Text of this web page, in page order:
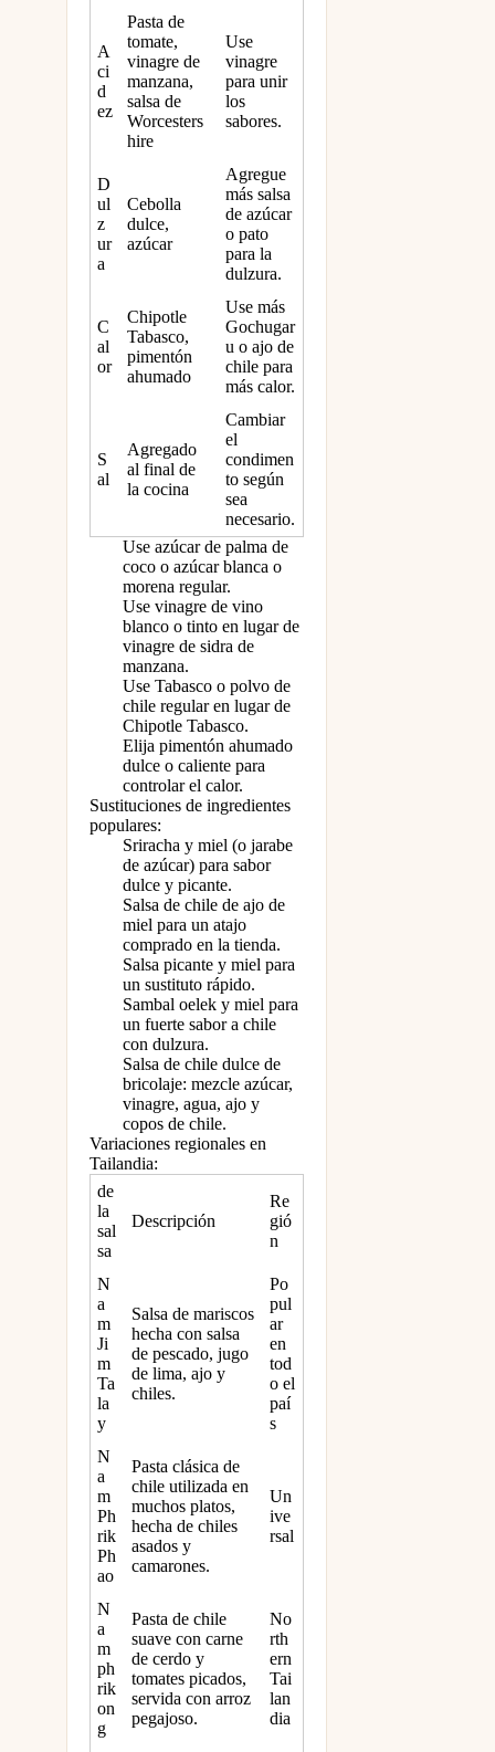
A
ci
d
ez
Pasta de
tomate,
vinagre de
manzana,
salsa de
Worcesters
hire
Use
vinagre
para unir
los
sabores.
D
ul
z
ur
a
Cebolla
dulce,
azúcar
Agregue
más salsa
de azúcar
o pato
para la
dulzura.
C
al
or
Chipotle
Tabasco,
pimentón
ahumado
Use más
Gochugar
u o ajo de
chile para
más calor.
S
al
Agregado
al final de
la cocina
Cambiar
el
condimen
to según
sea
necesario.
Use azúcar de palma de
coco o azúcar blanca o
morena regular.
Use vinagre de vino
blanco o tinto en lugar de
vinagre de sidra de
manzana.
Use Tabasco o polvo de
chile regular en lugar de
Chipotle Tabasco.
Elija pimentón ahumado
dulce o caliente para
controlar el calor.
Sustituciones de ingredientes
populares:
Sriracha y miel (o jarabe
de azúcar) para sabor
dulce y picante.
Salsa de chile de ajo de
miel para un atajo
comprado en la tienda.
Salsa picante y miel para
un sustituto rápido.
Sambal oelek y miel para
un fuerte sabor a chile
con dulzura.
Salsa de chile dulce de
bricolaje: mezcle azúcar,
vinagre, agua, ajo y
copos de chile.
Variaciones regionales en
Tailandia:
de
la
sal
sa
Descripción
Re
gió
n
N
a
m
Ji
m
Ta
la
y
Salsa de mariscos
hecha con salsa
de pescado, jugo
de lima, ajo y
chiles.
Po
pul
ar
en
tod
o el
paí
s
N
a
m
Ph
rik
Ph
ao
Pasta clásica de
chile utilizada en
muchos platos,
hecha de chiles
asados ​​y
camarones.
Un
ive
rsal
N
a
m
ph
rik
on
g
Pasta de chile
suave con carne
de cerdo y
tomates picados,
servida con arroz
pegajoso.
No
rth
ern
Tai
lan
dia